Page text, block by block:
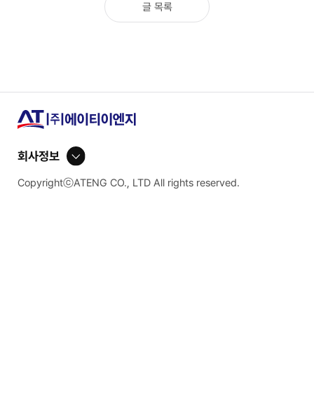
글 목록
회사정보
CopyrightⓒATENG CO., LTD All rights reserved.